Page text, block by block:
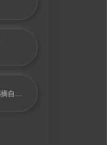
例行的书影记录。以下都摘自我的毛象嘟文。